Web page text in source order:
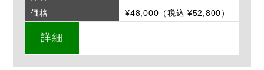
価格
¥48,000（税込 ¥52,800）
詳細